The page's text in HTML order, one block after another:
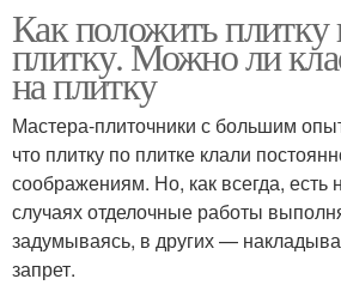
Как положить плитку
плитку. Можно ли
на плитку
Мастера-плиточники с большим
что плитку по плитке клали
соображениям. Но, как всегда,
случаях отделочные работы
задумываясь, в других —
запрет.